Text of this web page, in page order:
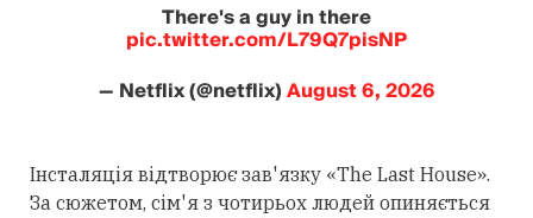
There's a guy in there
pic.twitter.com/L79Q7pisNP
— Netflix (@netflix)August 6, 2026
Інсталяція відтворює зав'язку «The Last House».
За сюжетом, сім'я з чотирьох людей опиняється